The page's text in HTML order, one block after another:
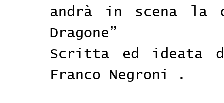
andrà in scena la
Dragone”
Scritta ed ideata
Franco Negroni .